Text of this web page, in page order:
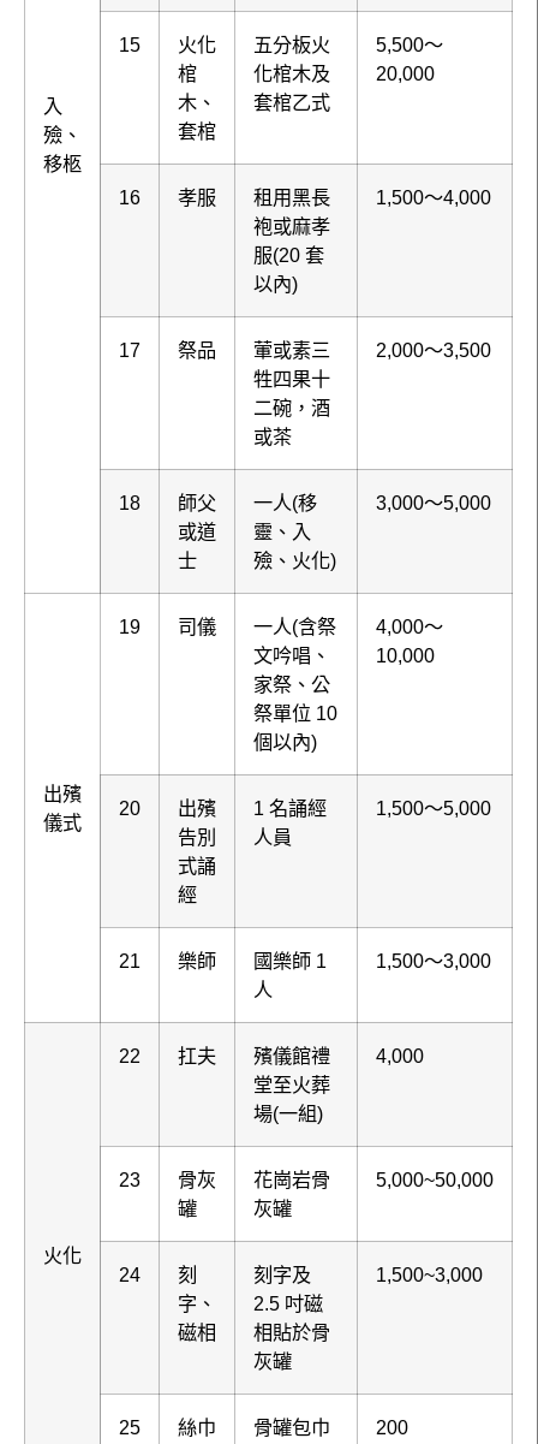
入
殮、
移柩
15
火化
棺
木、
套棺
五分板火
化棺木及
套棺乙式
5,500～
20,000
16 孝服
租用黑長
袍或麻孝
服(20 套
以內)
1,500～4,000
17 祭品
葷或素三
牲四果十
二碗，酒
或茶
2,000～3,500
18
師父
或道
士
一人(移
靈、入
殮、火化)
3,000～5,000
出殯
儀式
19 司儀
一人(含祭
文吟唱、
家祭、公
祭單位 10
個以內)
4,000～
10,000
20
出殯
告別
式誦
經
1 名誦經
人員
1,500～5,000
21 樂師
國樂師 1
人
1,500～3,000
火化
22 扛夫
殯儀館禮
堂至火葬
場(一組)
4,000
23
骨灰
罐
花崗岩骨
灰罐
5,000~50,000
24
刻
字、
磁相
刻字及
2.5 吋磁
相貼於骨
灰罐
1,500~3,000
25 絲巾 骨罐包巾 200